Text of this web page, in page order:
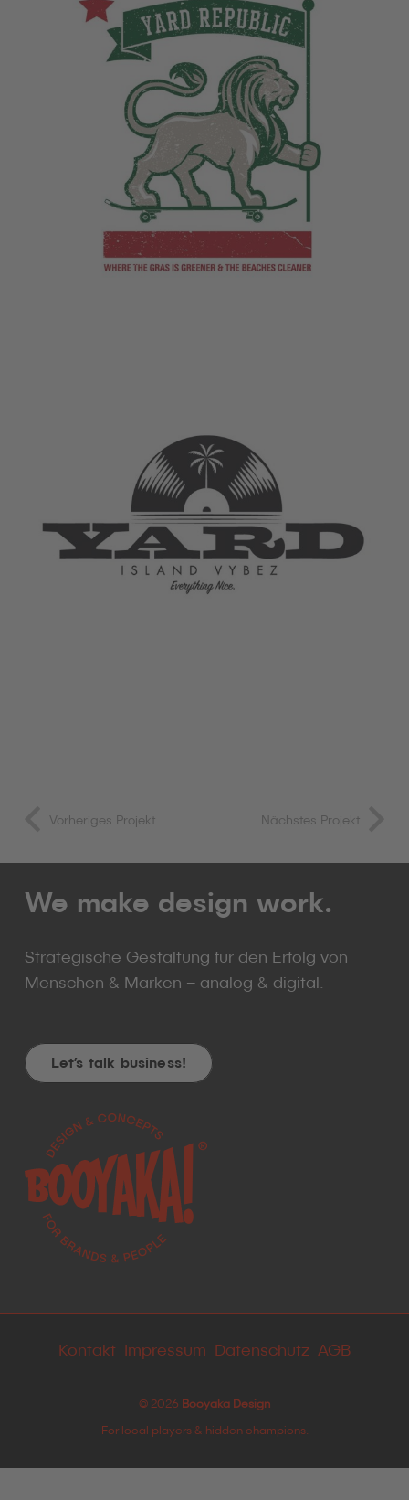
Vorheriges Projekt Nächstes Projekt
We make design work.
Strategische Gestaltung für den Erfolg von
Menschen & Marken – analog & digital.
Let’s talk business!
Kontakt Impressum Datenschutz AGB
© 2026 Booyaka Design
For local players & hidden champions.